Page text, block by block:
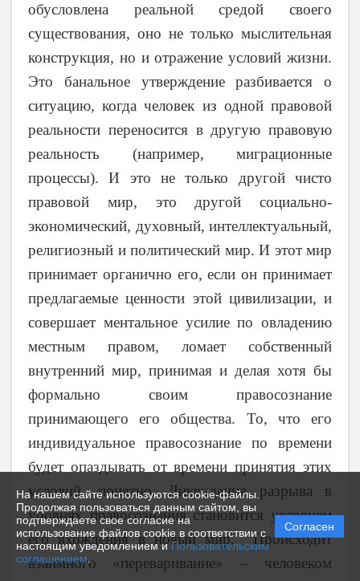
На нашем сайте используются cookie-файлы.
Продолжая пользоваться данным сайтом, вы
подтверждаете свое согласие на
использование файлов cookie в соответствии с
настоящим уведомлением иПользовательским
соглашением
Согласен
обусловлена реальной средой своего
существования, оно не только мыслительная
конструкция, но и отражение условий жизни.
Это банальное утверждение разбивается о
ситуацию, когда человек из одной правовой
реальности переносится в другую правовую
реальность (например, миграционные
процессы). И это не только другой чисто
правовой мир, это другой социально-
экономический, духовный, интеллектуальный,
религиозный и политический мир. И этот мир
принимает органично его, если он принимает
предлагаемые ценности этой цивилизации, и
совершает ментальное усилие по овладению
местным правом, ломает собственный
внутренний мир, принимая и делая хотя бы
формально своим правосознание
принимающего его общества. То, что его
индивидуальное правосознание по времени
будет опаздывать от времени принятия этих
условий, понятно. Ликвидация разрыва в
уровнях правосознания становится условием
его вхождения в новый мир. Происходит
взаимного «переваривание» – человеком